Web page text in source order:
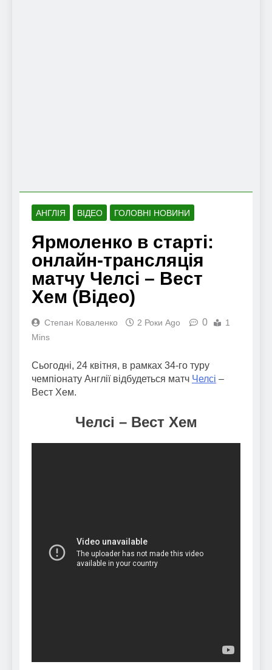
АНГЛІЯ ВІДЕО ГОЛОВНІ НОВИНИ
Ярмоленко в старті:
онлайн-трансляція
матчу Челсі – Вест
Хем (Відео)
Степан Коваленко 2 Роки Ago 0
1
Mins
Сьогодні, 24 квітня, в рамках 34-го туру
чемпіонату Англії відбудеться матч Челсі –
Вест Хем.
Челсі – Вест Хем